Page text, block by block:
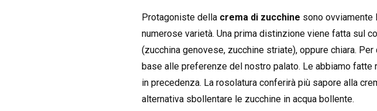
Protagoniste della crema di zucchine sono
numerose varietà. Una prima distinzione viene fatta sul
(zucchina genovese, zucchine striate), oppure chiara.
base alle preferenze del nostro palato. Le abbiamo fatte r
in precedenza. La rosolatura conferirà più sapore alla
alternativa sbollentare le zucchine in acqua bollente.